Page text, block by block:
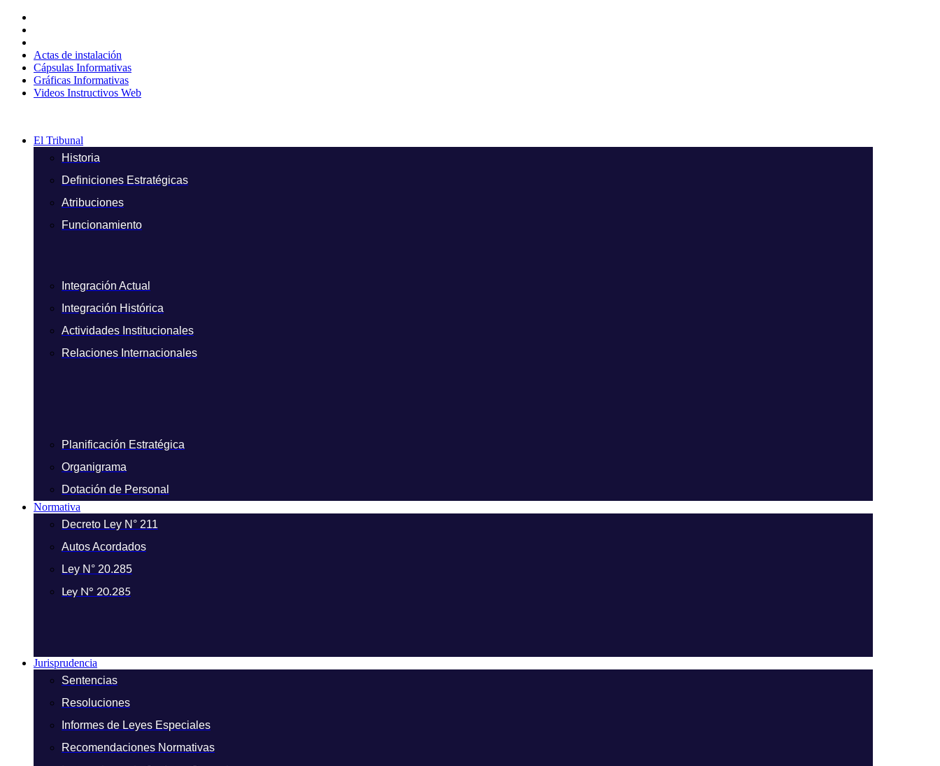
contenido
Actas de instalación
Cápsulas Informativas
Gráficas Informativas
Videos Instructivos Web
El Tribunal
Historia
Definiciones Estratégicas
Atribuciones
Funcionamiento
Integración Actual
Integración Histórica
Actividades Institucionales
Relaciones Internacionales
Planificación Estratégica
Organigrama
Dotación de Personal
Normativa
Decreto Ley N° 211
Autos Acordados
Ley N° 20.285
Ley N° 20.285
Jurisprudencia
Sentencias
Resoluciones
Informes de Leyes Especiales
Recomendaciones Normativas